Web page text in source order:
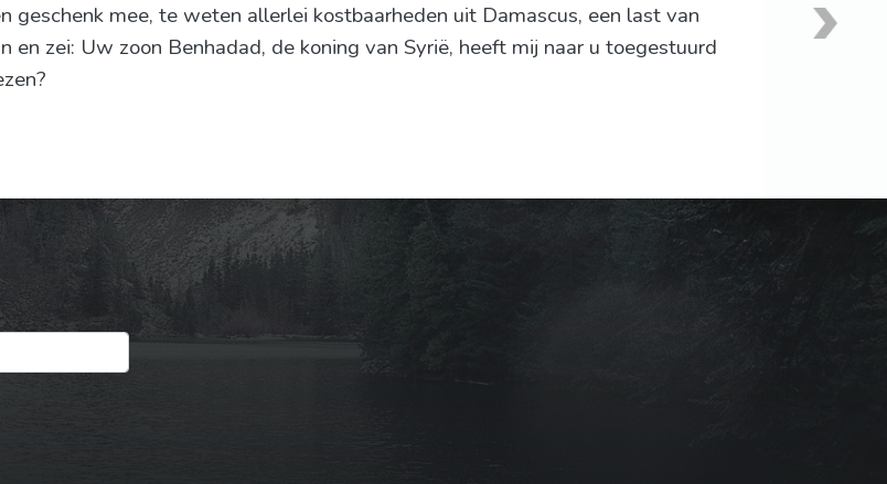
geschenk mee, te weten allerlei kostbaarheden uit Damascus, een last van
zei: Uw zoon Benhadad, de koning van Syrië, heeft mij naar u toegestuurd